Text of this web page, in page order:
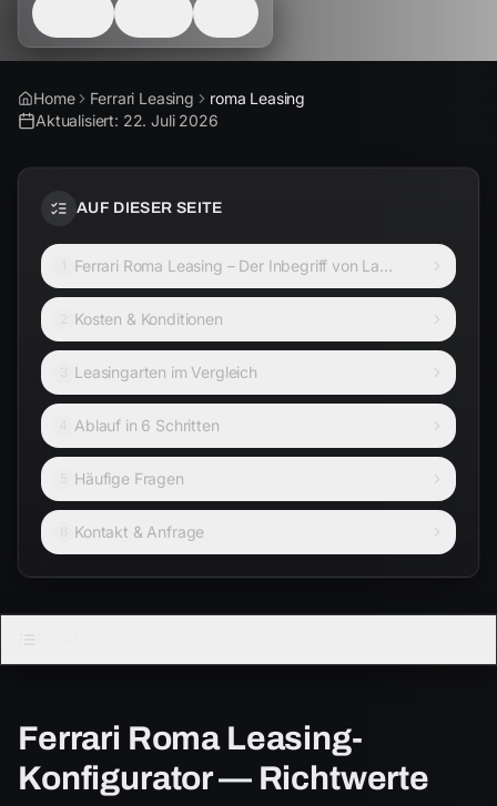
Home Ferrari Leasing
roma Leasing
Aktualisiert: 22. Juli 2026
AUF DIESER SEITE
Ferrari Roma Leasing – Der Inbegriff von La
Nuova Dolce Vita
Kosten & Konditionen
Leasingarten im Vergleich
Ablauf in 6 Schritten
Häufige Fragen
Kontakt & Anfrage
Ferrari Roma Leasing-
Konfigurator — Richtwerte
ROMA
Coupé Cabrio
Roma